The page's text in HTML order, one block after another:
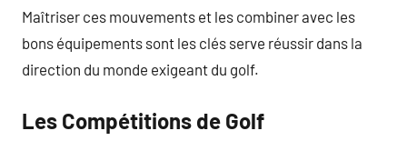
Maîtriser ces mouvements et les combiner avec les
bons équipements sont les clés serve réussir dans la
direction du monde exigeant du golf.
Les Compétitions de Golf